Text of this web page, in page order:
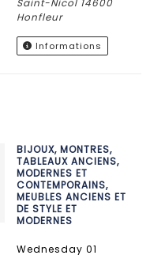
Saint-Nicol 14600
Honfleur
Informations
BIJOUX, MONTRES,
TABLEAUX ANCIENS,
MODERNES ET
CONTEMPORAINS,
MEUBLES ANCIENS ET
DE STYLE ET
MODERNES
Wednesday 01